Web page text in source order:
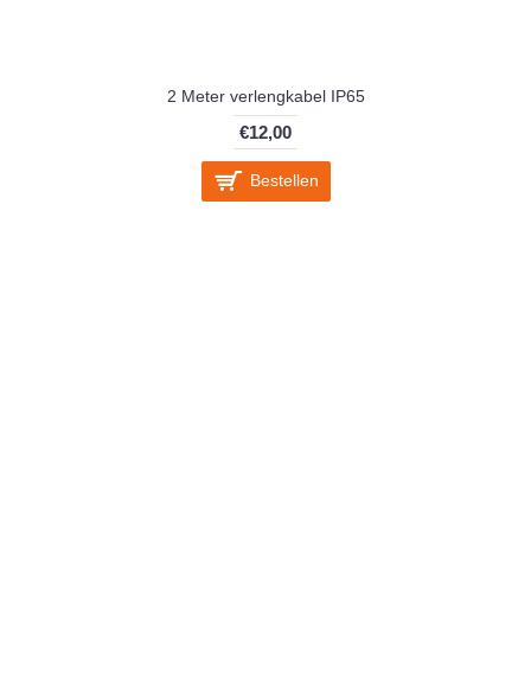
2 Meter verlengkabel IP65
€12,00
Bestellen